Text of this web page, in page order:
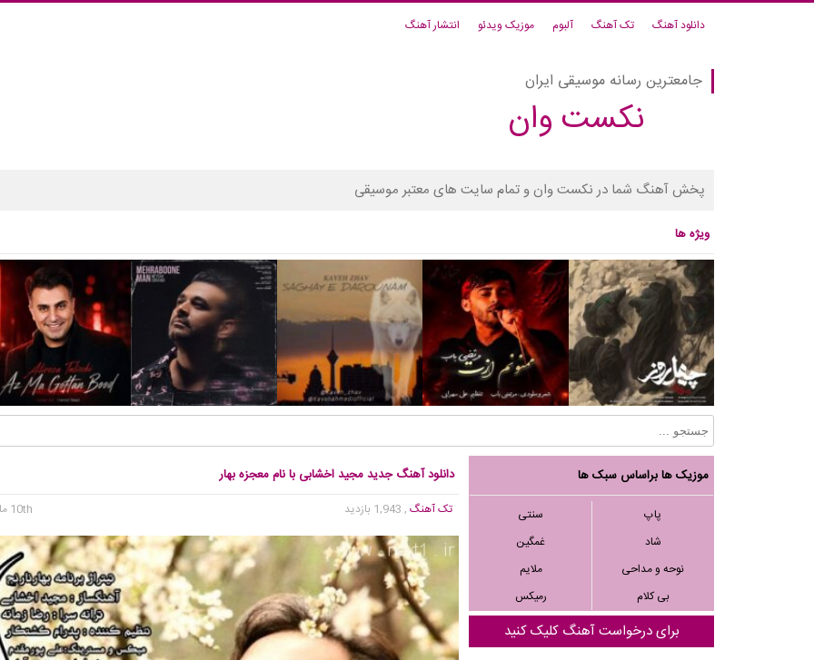
دانلود آهنگ تک آهنگ آلبوم موزیک ویدئو انتشار آهنگ
جامعترین رسانه موسیقی ایران
نکست وان
پخش آهنگ شما در نکست وان و تمام سایت های معتبر موسیقی
ویژه ها
موزیک ها براساس سبک ها
پاپ
سنتی
شاد
غمگین
نوحه و مداحی
ملایم
بی کلام
رمیکس
برای درخواست آهنگ کلیک کنید
دانلود آهنگ جدید مجید اخشابی با نام معجزه بهار
تک آهنگ, 1,943 بازدید 10th مارس 2016